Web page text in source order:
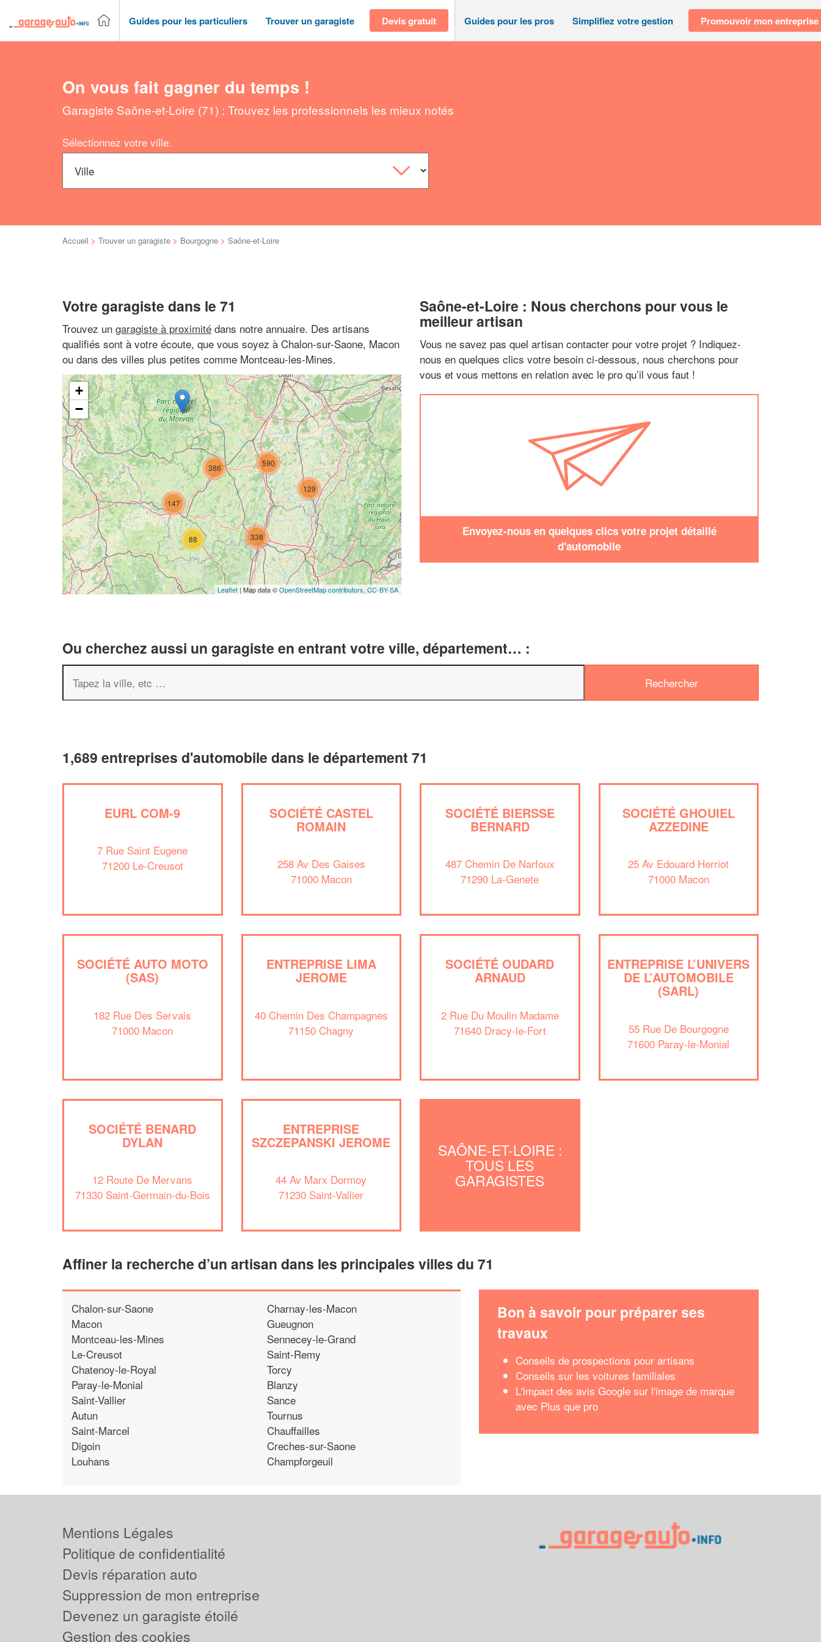
Guides pour les particuliers Trouver un garagiste Devis gratuit Guides pour les pros Simplifiez votre gestion Promouvoir mon entreprise
On vous fait gagner du temps !
Garagiste Saône-et-Loire (71) : Trouvez les professionnels les mieux notés
Sélectionnez votre ville.
Accueil > Trouver un garagiste > Bourgogne > Saône-et-Loire
Votre garagiste dans le 71
Trouvez un garagiste à proximité dans notre annuaire. Des artisans
qualifiés sont à votre écoute, que vous soyez à Chalon-sur-Saone, Macon
ou dans des villes plus petites comme Montceau-les-Mines.
88
147
129
386 590
338
+
−
Leaflet | Map data ©OpenStreetMap contributors, CC-BY-SA
Saône-et-Loire : Nous cherchons pour vous le
meilleur artisan
Vous ne savez pas quel artisan contacter pour votre projet ? Indiquez-
nous en quelques clics votre besoin ci-dessous, nous cherchons pour
vous et vous mettons en relation avec le pro qu’il vous faut !
Envoyez-nous en quelques clics votre projet détaillé
d'automobile
Ou cherchez aussi un garagiste en entrant votre ville, département… :
1,689 entreprises d'automobile dans le département 71
EURL COM-9
7 Rue Saint Eugene
71200 Le-Creusot
SOCIÉTÉ CASTEL
ROMAIN
258 Av Des Gaises
71000 Macon
SOCIÉTÉ BIERSSE
BERNARD
487 Chemin De Narfoux
71290 La-Genete
SOCIÉTÉ GHOUIEL
AZZEDINE
25 Av Edouard Herriot
71000 Macon
SOCIÉTÉ AUTO MOTO
(SAS)
182 Rue Des Servais
71000 Macon
ENTREPRISE LIMA
JEROME
40 Chemin Des Champagnes
71150 Chagny
SOCIÉTÉ OUDARD
ARNAUD
2 Rue Du Moulin Madame
71640 Dracy-le-Fort
ENTREPRISE L’UNIVERS
DE L’AUTOMOBILE
(SARL)
55 Rue De Bourgogne
71600 Paray-le-Monial
SOCIÉTÉ BENARD
DYLAN
12 Route De Mervans
71330 Saint-Germain-du-Bois
ENTREPRISE
SZCZEPANSKI JEROME
44 Av Marx Dormoy
71230 Saint-Vallier
SAÔNE-ET-LOIRE :
TOUS LES
GARAGISTES
Affiner la recherche d’un artisan dans les principales villes du 71
Chalon-sur-Saone
Macon
Montceau-les-Mines
Le-Creusot
Chatenoy-le-Royal
Paray-le-Monial
Saint-Vallier
Autun
Saint-Marcel
Digoin
Louhans
Charnay-les-Macon
Gueugnon
Sennecey-le-Grand
Saint-Remy
Torcy
Blanzy
Sance
Tournus
Chauffailles
Creches-sur-Saone
Champforgeuil
Bon à savoir pour préparer ses
travaux
Conseils de prospections pour artisans
Conseils sur les voitures familiales
L'impact des avis Google sur l'image de marque
avec Plus que pro
Mentions Légales
Politique de confidentialité
Devis réparation auto
Suppression de mon entreprise
Devenez un garagiste étoilé
Gestion des cookies